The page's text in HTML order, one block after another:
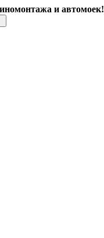
и автомоек!